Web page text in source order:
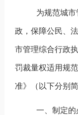
为规范城
政，保障公民、
市管理综合行政
罚裁量权适用规
准》（以下分别
一、制定的